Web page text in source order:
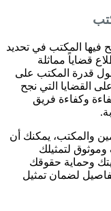
فيها المكتب في تحديد
قضاياً مماثلة
قدرة المكتب على
القضايا التي نجح
وكفاءة فريق
والمكتب، يمكنك أن
لتمثيلك
وحماية حقوقك
لضمان تمثيل